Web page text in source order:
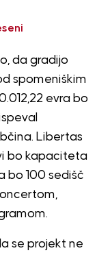
da gradijo
spomeniškim
evra bo
Libertas
bo kapaciteta
bo 100 sedišč
se projekt ne